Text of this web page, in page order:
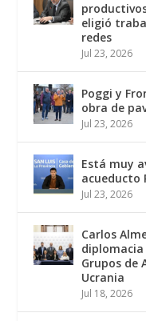
eligió
redes
Jul 23, 2026
Poggi y
obra de
Jul 23, 2026
Está muy
acueducto
Jul 23, 2026
Carlos
Grupos de
Ucrania
Jul 18, 2026